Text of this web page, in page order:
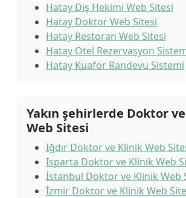
Hatay Diş Hekimi Web Sitesi
Hatay Doktor Web Sitesi
Hatay Restoran Web Sitesi
Hatay Otel Rezervasyon
Hatay Kuaför Randevu Sistemi
Yakın şehirlerde Doktor
Web Sitesi
Iğdır Doktor ve Klinik Web
Isparta Doktor ve Klinik Web
İstanbul Doktor ve Klinik Web
İzmir Doktor ve Klinik Web